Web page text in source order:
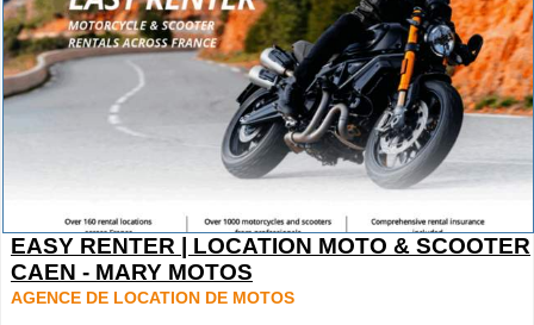
EASY RENTER | LOCATION MOTO & SCOOTER
CAEN - MARY MOTOS
AGENCE DE LOCATION DE MOTOS